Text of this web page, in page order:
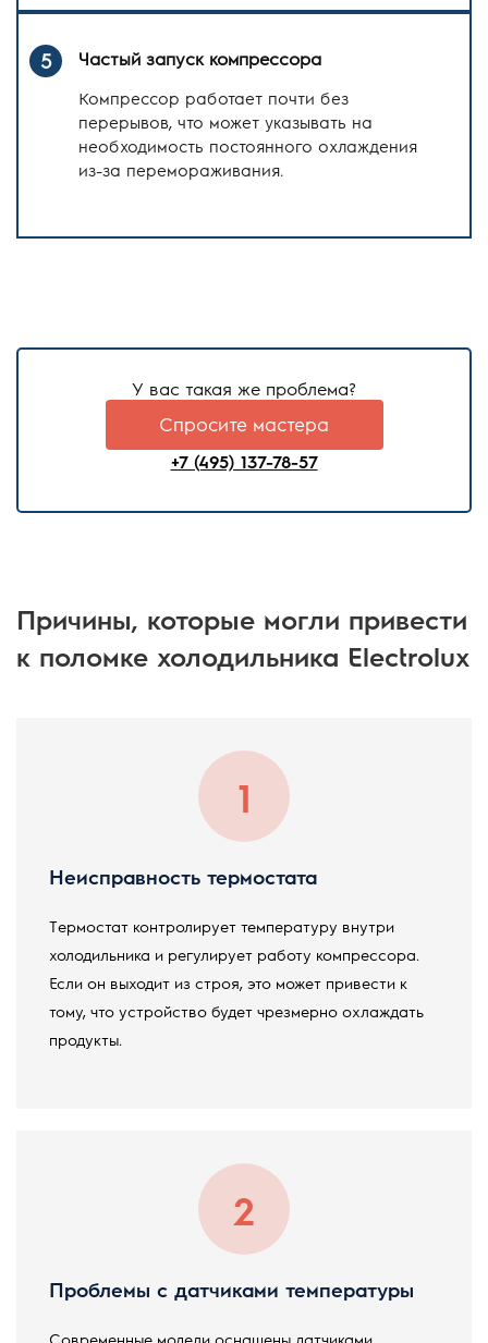
5 Частый запуск компрессора
Компрессор работает почти без
перерывов, что может указывать на
необходимость постоянного охлаждения
из-за перемораживания.
У вас такая же проблема?
Спросите мастера
+7 (495) 137-78-57
Причины, которые могли привести
к поломке холодильника Electrolux
Неисправность термостата
Термостат контролирует температуру внутри
холодильника и регулирует работу компрессора.
Если он выходит из строя, это может привести к
тому, что устройство будет чрезмерно охлаждать
продукты.
Проблемы с датчиками температуры
Современные модели оснащены датчиками